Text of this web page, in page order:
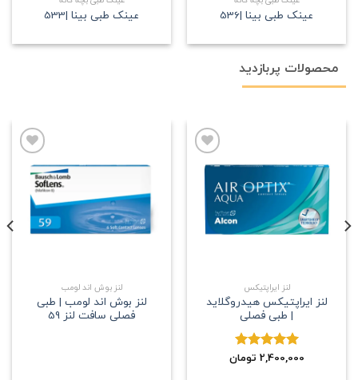
عینک طبی بینا |536 عینک طبی بینا |533
محصولات پربازدید
مندی
لنز ایراپتیکس
لنز ایراپتیکس هیدروگلاید
| طبی فصلی
نمره5.002,400,000 تومان
علاقه
مندی
لنز بوش اند لومب
لنز بوش اند لومب | طبی
فصلی سافت لنز 59